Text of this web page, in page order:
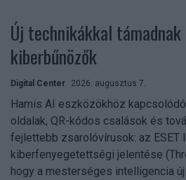
Új technikákkal támadnak
kiberbűnözők
Digital Center 2026. augusztus 7.
Hamis AI eszközökhöz
oldalak, QR-kódos csalások és
fejlettebb zsarolóvírusok: az ESET
kiberfenyegetettségi jelentése
hogy a mesterséges intelligencia